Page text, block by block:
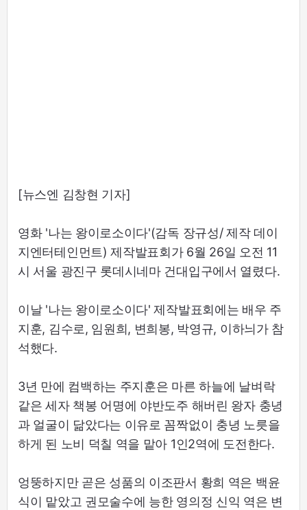
[뉴스엔 김창현 기자]
영화 '나는 왕이로소이다'(감독 장규성/ 제작 데이
지엔터테인먼트) 제작발표회가 6월 26일 오전 11
시 서울 광진구 롯데시네마 건대입구에서 열렸다.
이날 '나는 왕이로소이다' 제작발표회에는 배우 주
지훈, 김수로, 임원희, 변희봉, 박영규, 이하늬가 참
석했다.
3년 만에 컴백하는 주지훈은 마른 하늘에 날벼락
같은 세자 책봉 어명에 야반도주 해버린 왕자 충녕
과 얼굴이 닮았다는 이유로 꼼짝없이 충녕 노릇을
하게 된 노비 덕칠 역을 맡아 1인2역에 도전한다.
엉뚱하지만 곧은 성품의 이조판서 황희 역은 백윤
식이 맡았고 권모술수에 능한 영의정 신익 역은 변